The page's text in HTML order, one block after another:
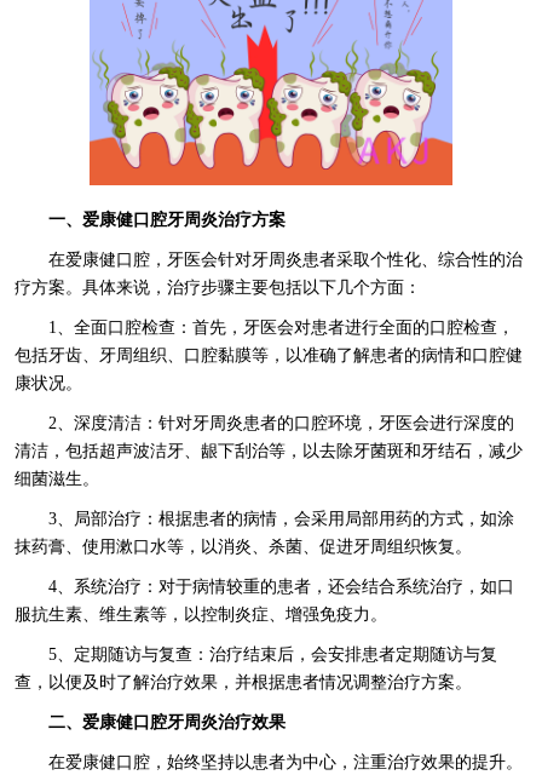
一、爱康健口腔牙周炎治疗方案
在爱康健口腔，牙医会针对牙周炎患者采取个性化、综合性的治
疗方案。具体来说，治疗步骤主要包括以下几个方面：
1、全面口腔检查：首先，牙医会对患者进行全面的口腔检查，
包括牙齿、牙周组织、口腔黏膜等，以准确了解患者的病情和口腔健
康状况。
2、深度清洁：针对牙周炎患者的口腔环境，牙医会进行深度的
清洁，包括超声波洁牙、龈下刮治等，以去除牙菌斑和牙结石，减少
细菌滋生。
3、局部治疗：根据患者的病情，会采用局部用药的方式，如涂
抹药膏、使用漱口水等，以消炎、杀菌、促进牙周组织恢复。
4、系统治疗：对于病情较重的患者，还会结合系统治疗，如口
服抗生素、维生素等，以控制炎症、增强免疫力。
5、定期随访与复查：治疗结束后，会安排患者定期随访与复
查，以便及时了解治疗效果，并根据患者情况调整治疗方案。
二、爱康健口腔牙周炎治疗效果
在爱康健口腔，始终坚持以患者为中心，注重治疗效果的提升。